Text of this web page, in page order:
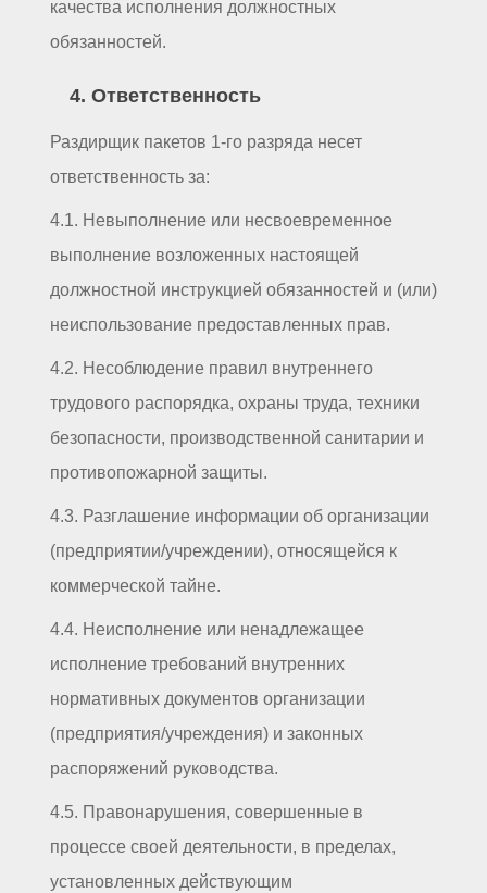
качества исполнения должностных
обязанностей.
4. Ответственность
Раздирщик пакетов 1-го разряда несет
ответственность за:
4.1. Невыполнение или несвоевременное
выполнение возложенных настоящей
должностной инструкцией обязанностей и (или)
неиспользование предоставленных прав.
4.2. Несоблюдение правил внутреннего
трудового распорядка, охраны труда, техники
безопасности, производственной санитарии и
противопожарной защиты.
4.3. Разглашение информации об организации
(предприятии/учреждении), относящейся к
коммерческой тайне.
4.4. Неисполнение или ненадлежащее
исполнение требований внутренних
нормативных документов организации
(предприятия/учреждения) и законных
распоряжений руководства.
4.5. Правонарушения, совершенные в
процессе своей деятельности, в пределах,
установленных действующим